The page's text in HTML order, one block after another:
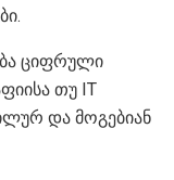
ციფრული
თუ IT
და მოგებიან